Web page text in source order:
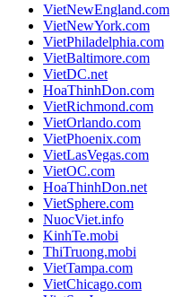
VietNewEngland.com
VietNewYork.com
VietPhiladelphia.com
VietBaltimore.com
VietDC.net
HoaThinhDon.com
VietRichmond.com
VietOrlando.com
VietPhoenix.com
VietLasVegas.com
VietOC.com
HoaThinhDon.net
VietSphere.com
NuocViet.info
KinhTe.mobi
ThiTruong.mobi
VietTampa.com
VietChicago.com